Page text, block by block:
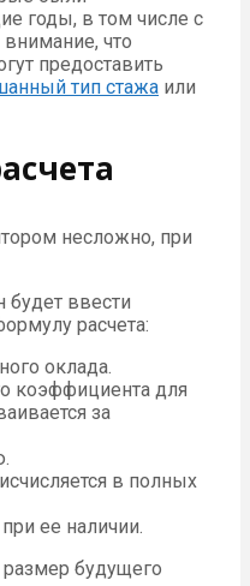
годы, в том числе с
внимание, что
предоставить
тип стажа или
несложно, при
будет ввести
расчета:
оклада.
коэффициента для
за
в полных
ее наличии.
размер будущего